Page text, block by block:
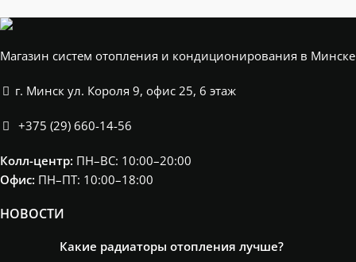
Магазин систем отопления и кондиционирования в Минске
г. Минск ул. Короля 9, офис 25, 6 этаж
+375 (29) 660-14-56
Колл-центр: ПН–ВС: 10:00–20:00​
Офис: ПН–ПТ: 10:00–18:00
НОВОСТИ
Какие радиаторы отопления лучше?